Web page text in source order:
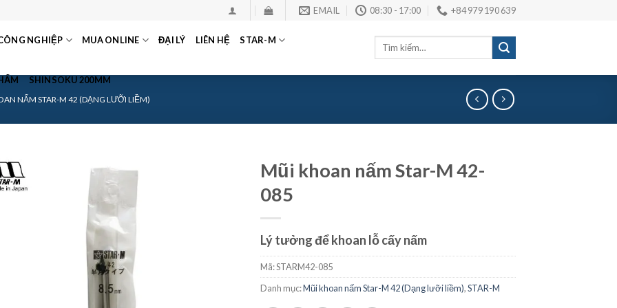
EMAIL 08:30 - 17:00 +84 979 190 639
NGHIỆP MUA ONLINE ĐẠI LÝ LIÊN HỆ STAR-M
SHINSOKU 200MM
Tìm
NẤM STAR-M 42 (DẠNG LƯỠI LIỀM)
Mũi khoan nấm Star-M 42-
085
Lý tưởng để khoan lỗ cấy nấm
Mã:STARM42-085
Danh mục:Mũi khoan nấm Star-M 42 (Dạng lưỡi liềm),STAR-M